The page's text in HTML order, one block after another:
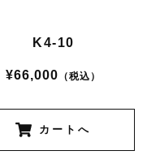
K4-10
¥66,000 （税込）
カートへ